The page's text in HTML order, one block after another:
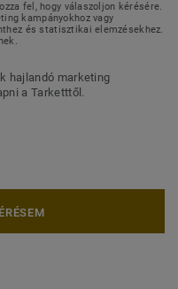
fel, hogy válaszoljon kérésére.
kampányokhoz vagy
és statisztikai elemzésekhez.
hajlandó marketing
a Tarketttől.